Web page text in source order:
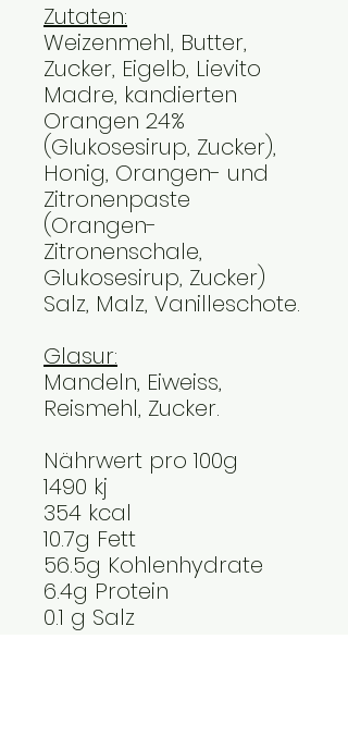
Zutaten:
Weizenmehl, Butter,
Zucker, Eigelb, Lievito
Madre, kandierten
Orangen 24%
(Glukosesirup, Zucker),
Honig, Orangen- und
Zitronenpaste
(Orangen-
Zitronenschale,
Glukosesirup, Zucker)
Salz, Malz, Vanilleschote.
Glasur:
Mandeln, Eiweiss,
Reismehl, Zucker.
Nährwert pro 100g
1490 kj
354 kcal
10.7g Fett
56.5g Kohlenhydrate
6.4g Protein
0.1 g Salz